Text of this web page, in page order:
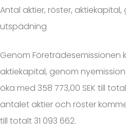
Antal aktier, röster,
utspädning
Genom Företrädesemissionen
aktiekapital, genom
öka med 358 773,00 SEK till
antalet aktier och röster
till totalt 31 093 662.